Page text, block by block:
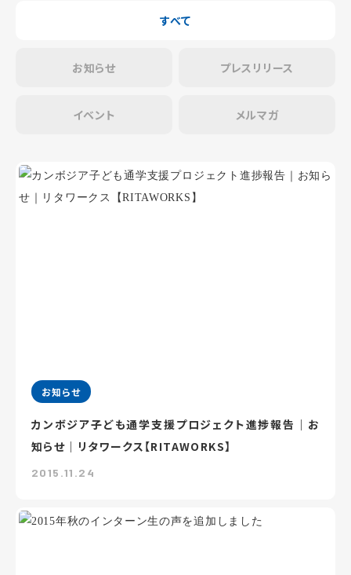
すべて
お知らせ プレスリリース
イベント メルマガ
お知らせ
カンボジア子ども通学支援プロジェクト進捗報告｜お
知らせ｜リタワークス【RITAWORKS】
2015.11.24